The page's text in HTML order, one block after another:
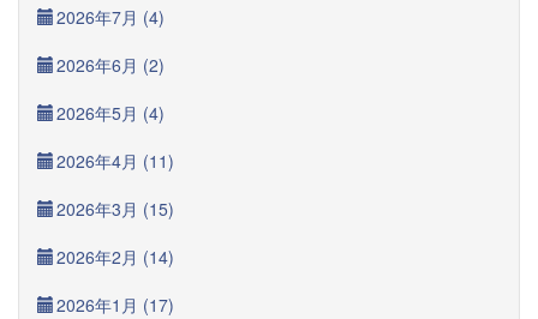
2026年7月 (4)
2026年6月 (2)
2026年5月 (4)
2026年4月 (11)
2026年3月 (15)
2026年2月 (14)
2026年1月 (17)